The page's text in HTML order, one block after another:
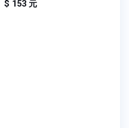
$ 153 元